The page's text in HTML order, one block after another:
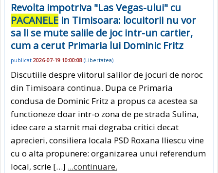
Revolta impotriva "Las Vegas-ului" cu
PACANELE in Timisoara: locuitorii nu vor
sa li se mute salile de joc intr-un cartier,
cum a cerut Primaria lui Dominic Fritz
publicat 2026-07-19 10:00:08 (Libertatea)
Discutiile despre viitorul salilor de jocuri de noroc
din Timisoara continua. Dupa ce Primaria
condusa de Dominic Fritz a propus ca acestea sa
functioneze doar intr-o zona de pe strada Sulina,
idee care a starnit mai degraba critici decat
aprecieri, consiliera locala PSD Roxana Iliescu vine
cu o alta propunere: organizarea unui referendum
local, scrie […] ...continuare.